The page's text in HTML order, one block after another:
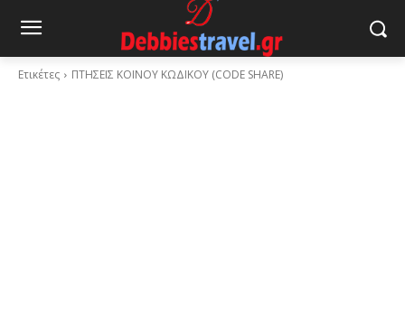
Ετικέτες ΠΤΗΣΕΙΣ ΚΟΙΝΟΥ ΚΩΔΙΚΟΥ (CODE SHARE)